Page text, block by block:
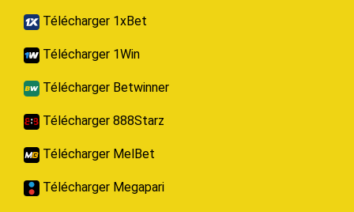
Télécharger 1xBet
Télécharger 1Win
Télécharger Betwinner
Télécharger 888Starz
Télécharger MelBet
Télécharger Megapari